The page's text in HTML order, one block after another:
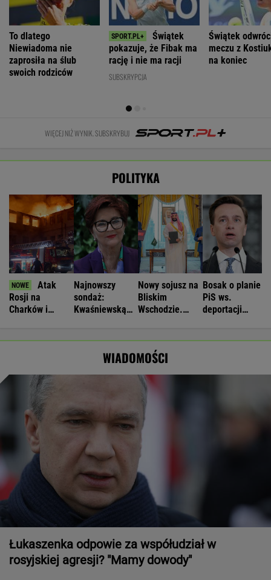
To dlatego
Niewiadoma nie
zaprosiła na ślub
swoich rodziców
Świątek
pokazuje, że Fibak ma
rację i nie ma racji
SUBSKRYPCJA
Świątek
meczu z
na koniec
WIĘCEJ NIŻ WYNIK. SUBSKRYBUJ
POLITYKA
Atak
Rosji na
Charków i
Najnowszy
sondaż:
Kwaśniewską
Nowy sojusz na
Bliskim
Wschodzie.
Bosak o planie
PiS ws.
deportacji
WIADOMOŚCI
Łukaszenka odpowie za współudział w
rosyjskiej agresji? "Mamy dowody"